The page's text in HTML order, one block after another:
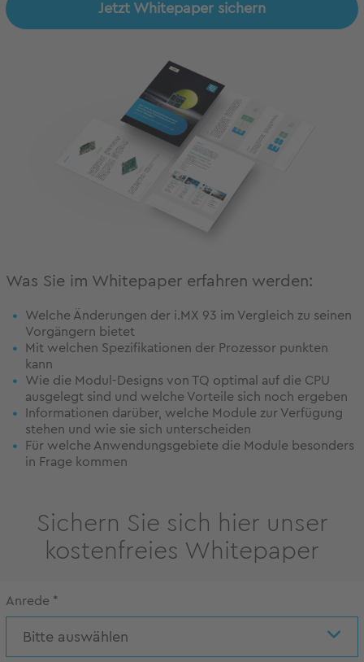
Jetzt Whitepaper sichern
Was Sie im Whitepaper erfahren werden:
Welche Änderungen der i.MX 93 im Vergleich zu seinen
Vorgängern bietet
Mit welchen Spezifikationen der Prozessor punkten
kann
Wie die Modul-Designs von TQ optimal auf die CPU
ausgelegt sind und welche Vorteile sich noch ergeben
Informationen darüber, welche Module zur Verfügung
stehen und wie sie sich unterscheiden
Für welche Anwendungsgebiete die Module besonders
in Frage kommen
Sichern Sie sich hier unser
kostenfreies Whitepaper
Anrede *
Bitte auswählen